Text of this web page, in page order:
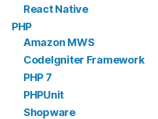
React Native
PHP
Amazon MWS
CodeIgniter Framework
PHP 7
PHPUnit
Shopware